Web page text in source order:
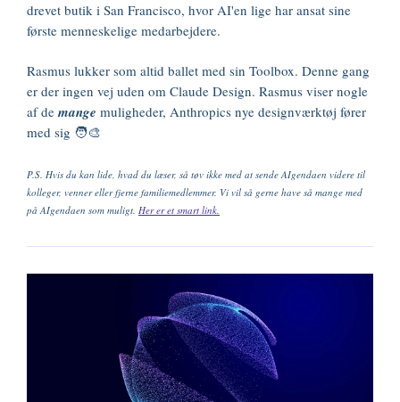
drevet butik i San Francisco, hvor AI'en lige har ansat sine
første menneskelige medarbejdere.
Rasmus lukker som altid ballet med sin Toolbox. Denne gang
er der ingen vej uden om Claude Design. Rasmus viser nogle
af de mange muligheder, Anthropics nye designværktøj fører
med sig 🧑‍🎨
P.S. Hvis du kan lide, hvad du læser, så tøv ikke med at sende AIgendaen videre til
kolleger, venner eller fjerne familiemedlemmer. Vi vil så gerne have så mange med
på AIgendaen som muligt. Her er et smart link.